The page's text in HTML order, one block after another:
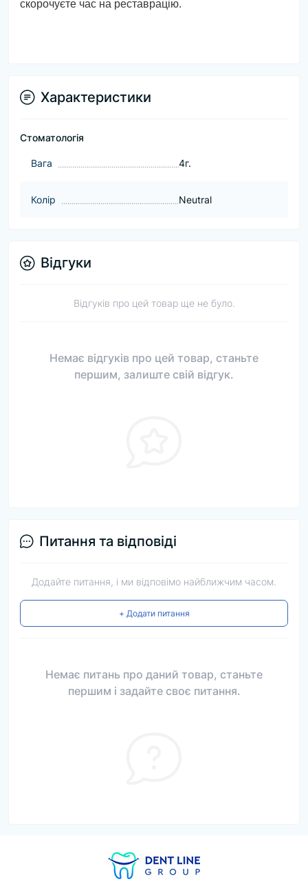
скорочуєте час на реставрацію.
Характеристики
Стоматологія
Baга 4г.
Колір Neutral
Відгуки
Відгуків про цей товар ще не було.
Немає відгуків про цей товар, станьте
першим, залиште свій відгук.
Питання та відповіді
Додайте питання, і ми відповімо найближчим часом.
+ Додати питання
Немає питань про даний товар, станьте
першим і задайте своє питання.